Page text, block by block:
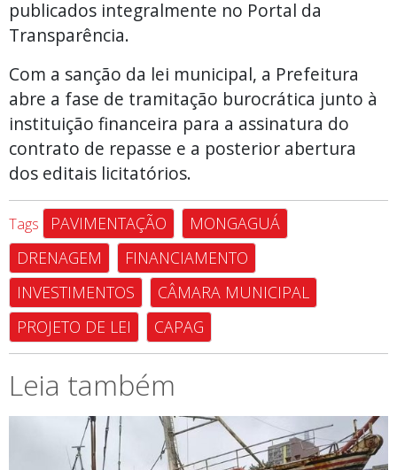
publicados integralmente no Portal da
Transparência.
Com a sanção da lei municipal, a Prefeitura
abre a fase de tramitação burocrática junto à
instituição financeira para a assinatura do
contrato de repasse e a posterior abertura
dos editais licitatórios.
Tags PAVIMENTAÇÃO
MONGAGUÁ
DRENAGEM
FINANCIAMENTO
INVESTIMENTOS
CÂMARA MUNICIPAL
PROJETO DE LEI
CAPAG
Leia também